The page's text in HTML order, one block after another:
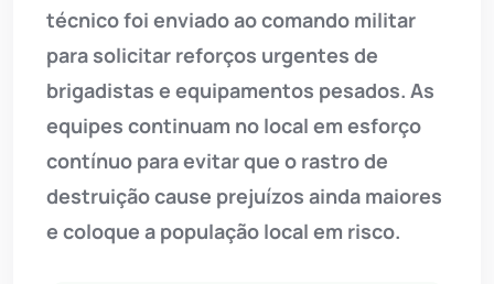
técnico foi enviado ao comando militar
para solicitar reforços urgentes de
brigadistas e equipamentos pesados. As
equipes continuam no local em esforço
contínuo para evitar que o rastro de
destruição cause prejuízos ainda maiores
e coloque a população local em risco.